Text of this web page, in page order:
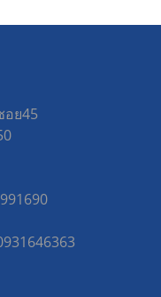
อย45
0931646363